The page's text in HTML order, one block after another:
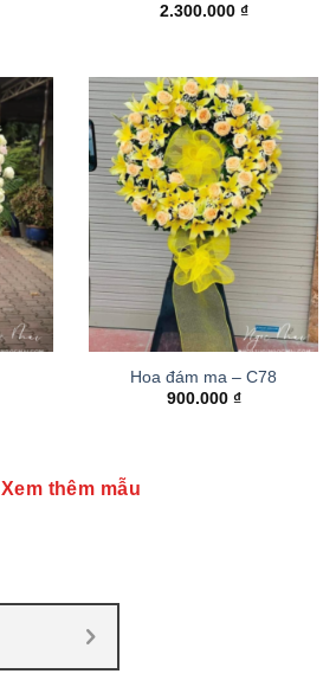
2.300.000 ₫
Hoa đám ma – C78
900.000 ₫
Xem thêm mẫu